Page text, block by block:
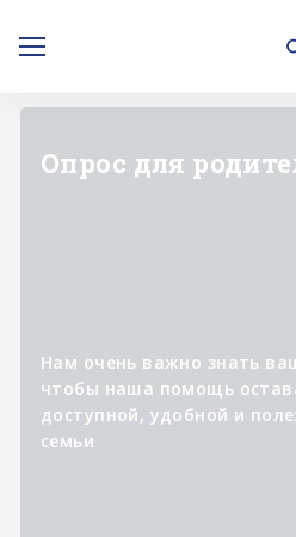
"ЛИЧНОЕ ДЕЛО"
реализации
помогая